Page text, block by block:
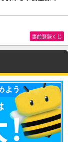
事前登録くじ